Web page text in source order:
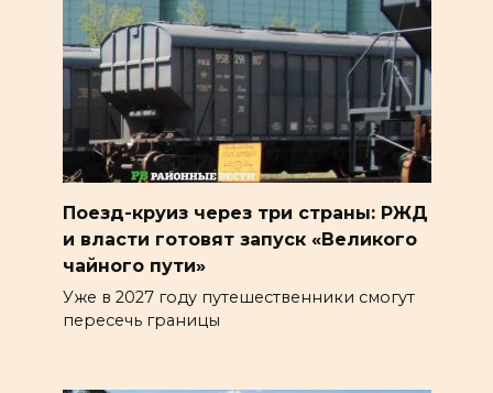
Поезд-круиз через три страны: РЖД
и власти готовят запуск «Великого
чайного пути»
Уже в 2027 году путешественники смогут
пересечь границы